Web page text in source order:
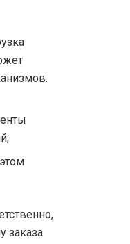
заказа